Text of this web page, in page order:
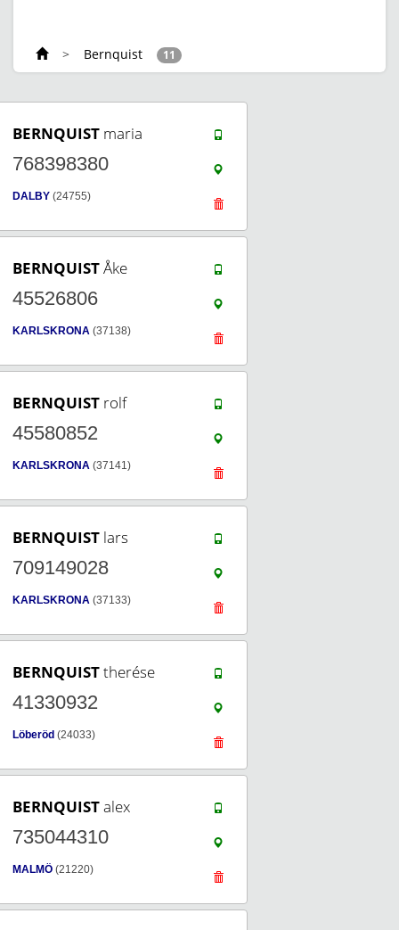
> Bernquist 11
BERNQUIST maria
768398380
DALBY (24755)
BERNQUISTÅke
45526806
KARLSKRONA (37138)
BERNQUIST rolf
45580852
KARLSKRONA (37141)
BERNQUIST lars
709149028
KARLSKRONA (37133)
BERNQUISTtherése
41330932
Löberöd (24033)
BERNQUISTalex
735044310
MALMÖ (21220)